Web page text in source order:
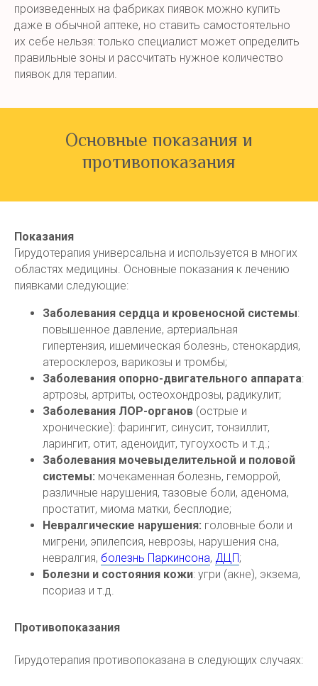
произведенных на фабриках пиявок можно купить
даже в обычной аптеке, но ставить самостоятельно
их себе нельзя: только специалист может определить
правильные зоны и рассчитать нужное количество
пиявок для терапии.
Основные показания и
противопоказания
Показания
Гирудотерапия универсальна и используется в многих
областях медицины. Основные показания к лечению
пиявками следующие:
Заболевания сердца и кровеносной системы:
повышенное давление, артериальная
гипертензия, ишемическая болезнь, стенокардия,
атеросклероз, варикозы и тромбы;
Заболевания опорно-двигательного аппарата:
артрозы, артриты, остеохондрозы, радикулит;
Заболевания ЛОР-органов (острые и
хронические): фарингит, синусит, тонзиллит,
ларингит, отит, аденоидит, тугоухость и т.д.;
Заболевания мочевыделительной и половой
системы: мочекаменная болезнь, геморрой,
различные нарушения, тазовые боли, аденома,
простатит, миома матки, бесплодие;
Невралгические нарушения: головные боли и
мигрени, эпилепсия, неврозы, нарушения сна,
невралгия, болезнь Паркинсона, ДЦП;
Болезни и состояния кожи: угри (акне), экзема,
псориаз и т.д.
Противопоказания
Гирудотерапия противопоказана в следующих случаях: